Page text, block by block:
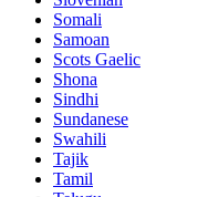
Somali
Samoan
Scots Gaelic
Shona
Sindhi
Sundanese
Swahili
Tajik
Tamil